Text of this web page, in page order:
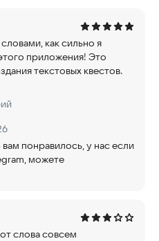
как сильно я
приложения! Это
текстовых квестов.
понравилось, у нас если
можете
слова совсем